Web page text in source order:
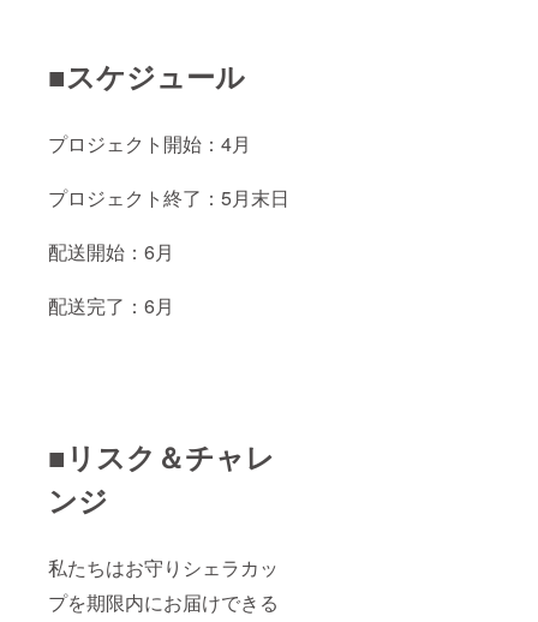
■スケジュール
プロジェクト開始：4月
プロジェクト終了：5月末日
配送開始：6月
配送完了：6月
■リスク＆チャレ
ンジ
私たちはお守りシェラカッ
プを期限内にお届けできる